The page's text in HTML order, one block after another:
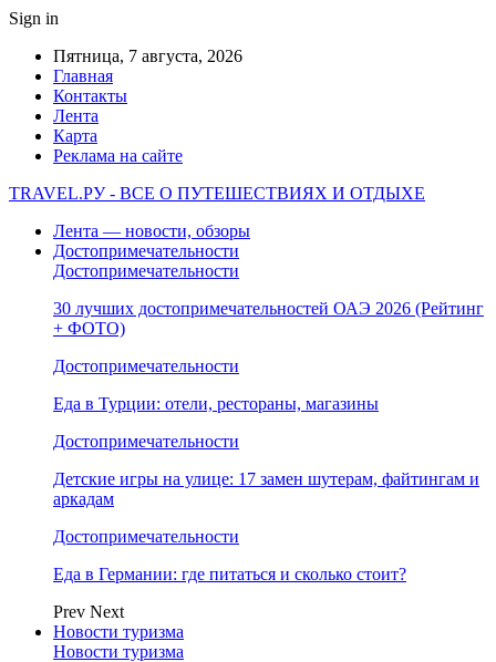
Sign in
Пятница, 7 августа, 2026
Главная
Контакты
Лента
Карта
Реклама на сайте
TRAVEL.РУ - ВСЕ О ПУТЕШЕСТВИЯХ И ОТДЫХЕ
Лента — новости, обзоры
Достопримечательности
Достопримечательности
30 лучших достопримечательностей ОАЭ 2026 (Рейтинг
+ ФОТО)
Достопримечательности
Еда в Турции: отели, рестораны, магазины
Достопримечательности
Детские игры на улице: 17 замен шутерам, файтингам и
аркадам
Достопримечательности
Еда в Германии: где питаться и сколько стоит?
Prev Next
Новости туризма
Новости туризма